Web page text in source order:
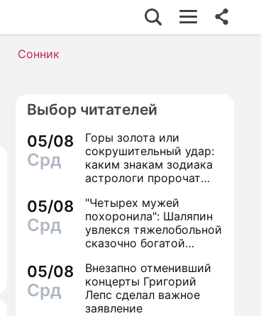
Сонник
Выбор читателей
05/08
Срд
Горы золота или
сокрушительный удар:
каким знакам зодиака
астрологи пророчат
05/08
Срд
"Четырех мужей
похоронила": Шаляпин
увлекся тяжелобольной
сказочно богатой
05/08
Срд
Внезапно отменивший
концерты Григорий
Лепс сделал важное
заявление